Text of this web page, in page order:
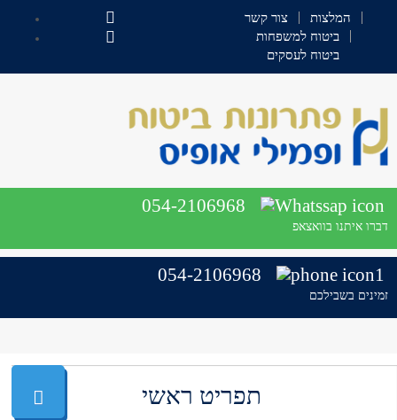
צור קשר
המלצות
ביטוח למשפחות
ביטוח לעסקים
054-2106968
דברו איתנו בוואצאפ
054-2106968
זמינים בשבילכם
תפריט ראשי